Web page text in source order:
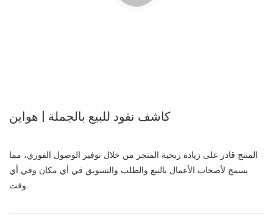
كاشف نقود للبيع بالجملة | هواين
المنتج قادر على زيادة ربحية المتجر من خلال توفير الوصول الفوري، مما
يسمح لأصحاب الأعمال بالبيع والطلب والتسويق في أي مكان وفي أي
وقت.